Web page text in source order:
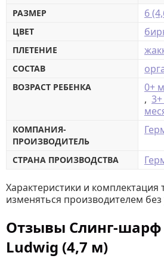
РАЗМЕР
6
ЦВЕТ
ПЛЕТЕНИЕ
СОСТАВ
ВОЗРАСТ РЕБЕНКА 0+
,
КОМПАНИЯ-
ПРОИЗВОДИТЕЛЬ
СТРАНА ПРОИЗВОДСТВА
Характеристики и комплектация
изменяться производителем
Отзывы Слинг-шарф
Ludwig (4,7 м)